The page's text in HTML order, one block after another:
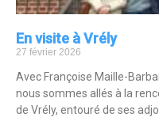
En visite à Vrély
27 février 2026
Avec Françoise Maille-
nous sommes allés à la
de Vrély, entouré de ses